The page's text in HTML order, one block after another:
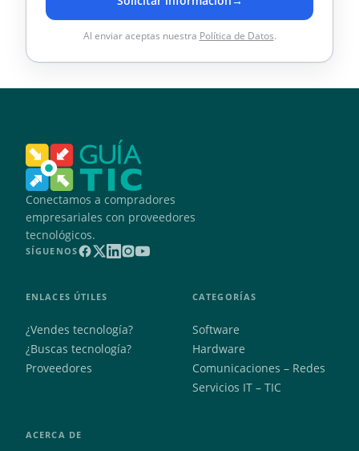
Al enviar aceptas nuestra Política de Datos.
Conectamos a compradores
empresariales con proveedores
tecnológicos.
SÍGUENOS
ENLACES ÚTILES
¿Vendes tecnología?
¿Buscas tecnología?
Proveedores
CATEGORÍAS
Software
Hardware
Comunicaciones – Redes
Servicios IT – TIC
ACERCA DE